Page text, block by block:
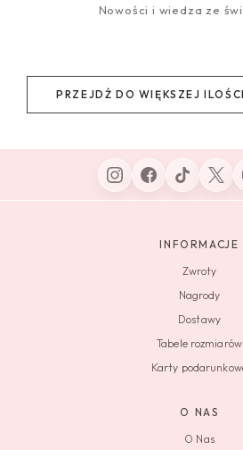
Nowości i wiedza ze
PRZEJDŹ DO WIĘKSZEJ
INFORMACJE
Zwroty
Nagrody
Dostawy
Tabele rozmiarów
Karty
O NAS
O Nas